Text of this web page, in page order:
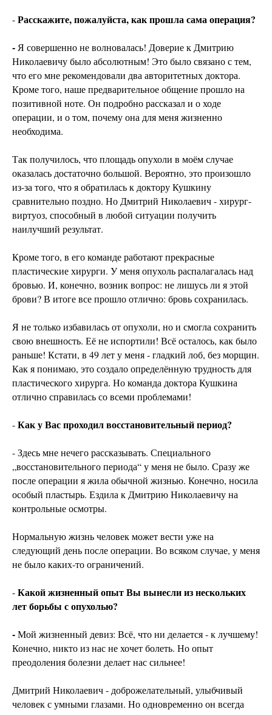
-Расскажите, пожалуйста, как прошла сама операция?
- Я совершенно не волновалась! Доверие к Дмитрию
Николаевичу было абсолютным! Это было связано с тем,
что его мне рекомендовали два авторитетных доктора.
Кроме того, наше предварительное общение прошло на
позитивной ноте. Он подробно рассказал и о ходе
операции, и о том, почему она для меня жизненно
необходима.
Так получилось, что площадь опухоли в моём случае
оказалась достаточно большой. Вероятно, это произошло
из-за того, что я обратилась к доктору Кушкину
сравнительно поздно. Но Дмитрий Николаевич - хирург-
виртуоз, способный в любой ситуации получить
наилучший результат.
Кроме того, в его команде работают прекрасные
пластические хирурги. У меня опухоль распалагалась над
бровью. И, конечно, возник вопрос: не лишусь ли я этой
брови? В итоге все прошло отлично: бровь сохранилась.
Я не только избавилась от опухоли, но и смогла сохранить
свою внешность. Её не испортили! Всё осталось, как было
раньше! Кстати, в 49 лет у меня - гладкий лоб, без морщин.
Как я понимаю, это создало определённую трудность для
пластического хирурга. Но команда доктора Кушкина
отлично справилась со всеми проблемами!
-Как у Вас проходил восстановительный период?
- Здесь мне нечего рассказывать. Специального
„восстановительного периода“ у меня не было. Сразу же
после операции я жила обычной жизнью. Конечно, носила
особый пластырь. Ездила к Дмитрию Николаевичу на
контрольные осмотры.
Нормальную жизнь человек может вести уже на
следующий день после операции. Во всяком случае, у меня
не было каких-то ограничений.
-Какой жизненный опыт Вы вынесли из нескольких
лет борьбы с опухолью?
-Мой жизненный девиз: Всё, что ни делается - к лучшему!
Конечно, никто из нас не хочет болеть. Но опыт
преодоления болезни делает нас сильнее!
Дмитрий Николаевич - доброжелательный, улыбчивый
человек с умными глазами. Но одновременно он всегда